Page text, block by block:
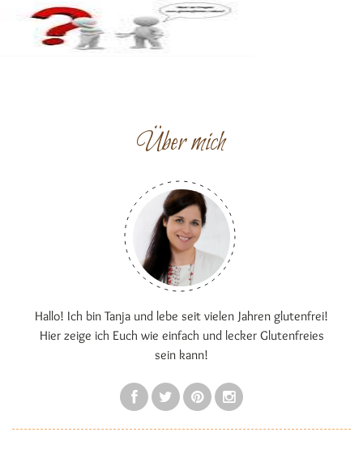
Über mich
Hallo! Ich bin Tanja und lebe seit vielen Jahren glutenfrei!
Hier zeige ich Euch wie einfach und lecker Glutenfreies
sein kann!